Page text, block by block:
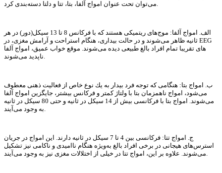
الف. امواج آلفا: موج‌های ریتمیكی هستند كه با فركانس 8 تا 13 سیكل(دور) در هر
ثانیه ظاهر می‌شوند و در حالت بیداری، هنگام استراحت و آرامش مغزی، در EEG
های تقریبا تمام افراد بالغ طبیعی دیده می‌شوند. موقع خواب عمیق، امواج آلفا
ب. امواج بتا: هنگامی كه توجه فرد بیدار به یك نوع خاص از فعالیت ذهنی معطوف
می‌شود، امواج ناهمزمان بتا با ولتاژ كمتر و فركانس بیشتر، جایگزین امواج آلفا
می‌شوند. امواج بتا با فركانسی بیش از 14 سیكل در ثانیه و حتی 80 سیكل در ثانیه
ج. امواج تتا: فركانسی بین 4 تا 7 سیكل در ثانیه دارند. این امواج در جریان
استرس‌های هیجانی در برخی افراد بالغ به‌ویژه هنگام ناامیدی و ناكامی نیز تشكیل